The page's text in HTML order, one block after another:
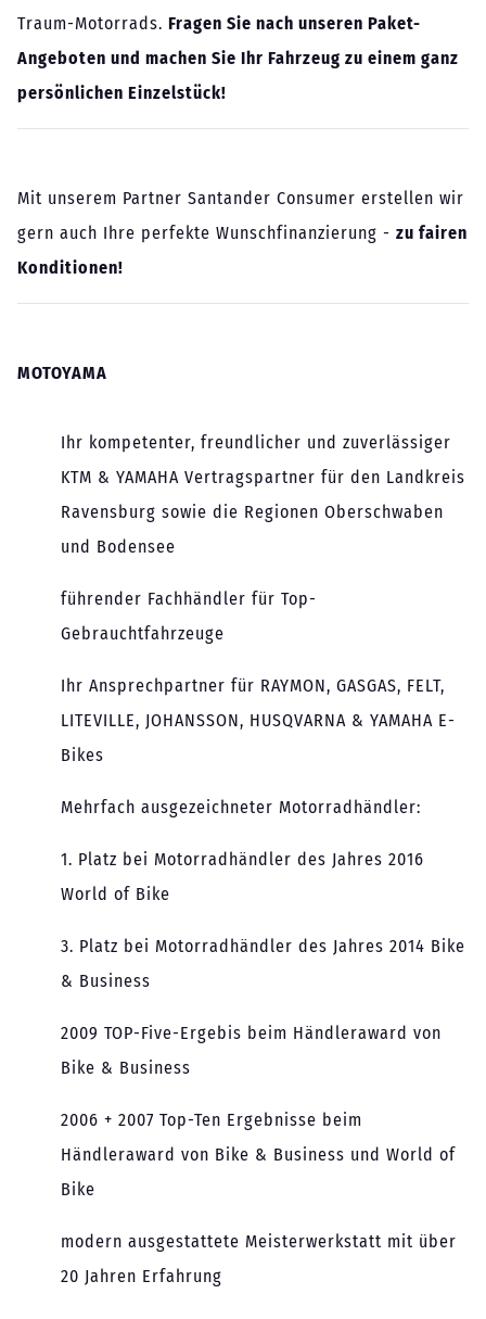
Traum-Motorrads. Fragen Sie nach unseren Paket-
Angeboten und machen Sie Ihr Fahrzeug zu einem ganz
persönlichen Einzelstück!
Mit unserem Partner Santander Consumer erstellen wir
gern auch Ihre perfekte Wunschfinanzierung - zu fairen
Konditionen!
MOTOYAMA
Ihr kompetenter, freundlicher und zuverlässiger
KTM & YAMAHA Vertragspartner für den Landkreis
Ravensburg sowie die Regionen Oberschwaben
und Bodensee
führender Fachhändler für Top-
Gebrauchtfahrzeuge
Ihr Ansprechpartner für RAYMON, GASGAS, FELT,
LITEVILLE, JOHANSSON, HUSQVARNA & YAMAHA E-
Bikes
Mehrfach ausgezeichneter Motorradhändler:
1. Platz bei Motorradhändler des Jahres 2016
World of Bike
3. Platz bei Motorradhändler des Jahres 2014 Bike
& Business
2009 TOP-Five-Ergebis beim Händleraward von
Bike & Business
2006 + 2007 Top-Ten Ergebnisse beim
Händleraward von Bike & Business und World of
Bike
modern ausgestattete Meisterwerkstatt mit über
20 Jahren Erfahrung